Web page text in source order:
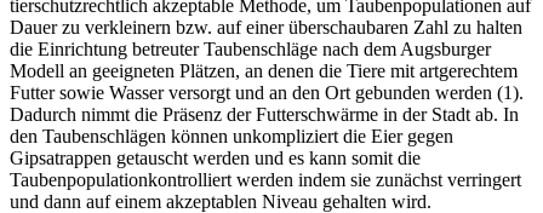
tierschutzrechtlich akzeptable Methode, um Taubenpopulationen auf
Dauer zu verkleinern bzw. auf einer überschaubaren Zahl zu halten
die Einrichtung betreuter Taubenschläge nach dem Augsburger
Modell an geeigneten Plätzen, an denen die Tiere mit artgerechtem
Futter sowie Wasser versorgt und an den Ort gebunden werden (1).
Dadurch nimmt die Präsenz der Futterschwärme in der Stadt ab. In
den Taubenschlägen können unkompliziert die Eier gegen
Gipsatrappen getauscht werden und es kann somit die
Taubenpopulationkontrolliert werden indem sie zunächst verringert
und dann auf einem akzeptablen Niveau gehalten wird.